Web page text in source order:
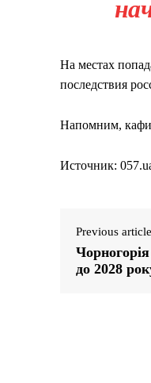
На местах
последствия
Напомним,
Источник:
Previous article
до 2028